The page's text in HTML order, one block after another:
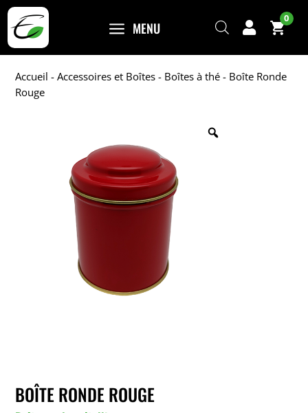
a MENU 
0
Accueil -Accessoires et Boîtes - Boîtes à thé - Boîte Ronde
Rouge
BOÎTE RONDE ROUGE